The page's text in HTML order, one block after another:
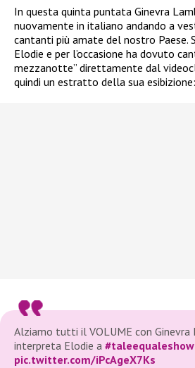
In questa quinta puntata Ginevra
nuovamente in italiano andando a
cantanti più amate del nostro Paese.
Elodie e per l’occasione ha dovuto
mezzanotte” direttamente dal
quindi un estratto della sua esibizione:
Alziamo tutti il VOLUME con Ginevra
interpreta Elodie a #taleequaleshow
pic.twitter.com/iPcAgeX7Ks